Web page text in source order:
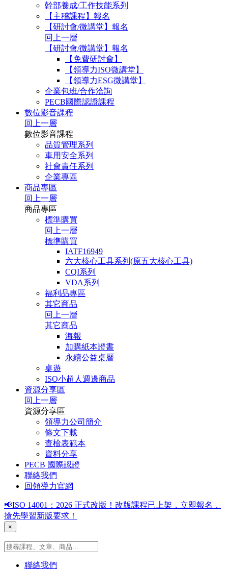
幹部養成/工作技能系列
【主稽課程】報名
【研討會/微講堂】報名
回上一層
【研討會/微講堂】報名
【免費研討會】
【領導力ISO微講堂】
【領導力ESG微講堂】
企業包班/合作洽詢
PECB國際認證課程
數位影音課程
回上一層
數位影音課程
品質管理系列
車用安全系列
社會責任系列
企業專區
商品專區
回上一層
商品專區
標準購買
回上一層
標準購買
IATF16949
六大核心工具系列(原五大核心工具)
CQI系列
VDA系列
福利品專區
其它商品
回上一層
其它商品
海報
加購紙本證書
永續公益桌曆
桌遊
ISO小超人週邊商品
資源分享區
回上一層
資源分享區
領導力公司簡介
條文下載
查檢表範本
資料分享
PECB 國際認證
聯絡我們
回領導力官網
📢ISO 14001：2026 正式改版！改版課程已上架，立即報名，
搶先學習新版要求！
×
聯絡我們